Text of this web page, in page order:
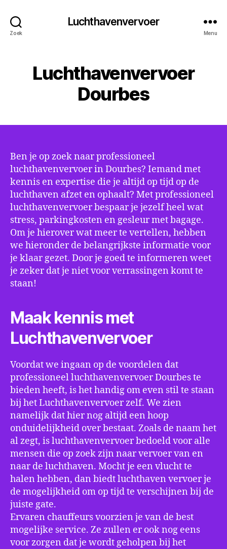
Zoek
Luchthavenvervoer
Menu
Luchthavenvervoer
Dourbes
Ben je op zoek naar professioneel
luchthavenvervoer in Dourbes? Iemand met
kennis en expertise die je altijd op tijd op de
luchthaven afzet en ophaalt? Met professioneel
luchthavenvervoer bespaar je jezelf heel wat
stress, parkingkosten en gesleur met bagage.
Om je hierover wat meer te vertellen, hebben
we hieronder de belangrijkste informatie voor
je klaar gezet. Door je goed te informeren weet
je zeker dat je niet voor verrassingen komt te
staan!
Maak kennis met
Luchthavenvervoer
Voordat we ingaan op de voordelen dat
professioneel luchthavenvervoer Dourbes te
bieden heeft, is het handig om even stil te staan
bij het Luchthavenvervoer zelf. We zien
namelijk dat hier nog altijd een hoop
onduidelijkheid over bestaat. Zoals de naam het
al zegt, is luchthavenvervoer bedoeld voor alle
mensen die op zoek zijn naar vervoer van en
naar de luchthaven. Mocht je een vlucht te
halen hebben, dan biedt luchthaven vervoer je
de mogelijkheid om op tijd te verschijnen bij de
juiste gate.
Ervaren chauffeurs voorzien je van de best
mogelijke service. Ze zullen er ook nog eens
voor zorgen dat je wordt geholpen bij het